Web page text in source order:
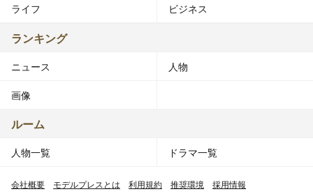
ライフ ビジネス
ランキング
ニュース 人物
画像
ルーム
人物一覧 ドラマ一覧
会社概要 モデルプレスとは 利用規約 推奨環境 採用情報